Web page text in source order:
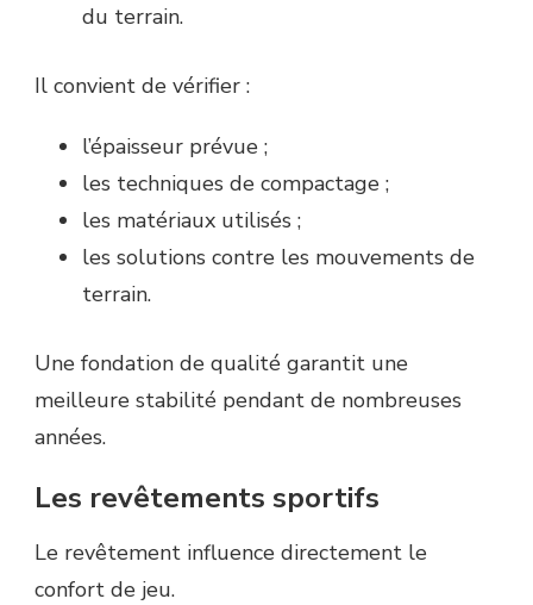
du terrain.
Il convient de vérifier :
l’épaisseur prévue ;
les techniques de compactage ;
les matériaux utilisés ;
les solutions contre les mouvements de
terrain.
Une fondation de qualité garantit une
meilleure stabilité pendant de nombreuses
années.
Les revêtements sportifs
Le revêtement influence directement le
confort de jeu.